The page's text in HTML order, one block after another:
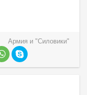
Армия и "Силовики"